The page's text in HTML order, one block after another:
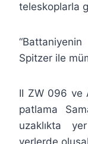
teleskoplarla
Spitzer ile
II ZW 096 ve
patlama
uzaklıkta